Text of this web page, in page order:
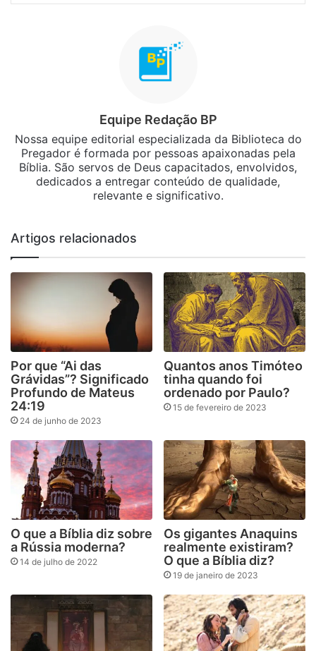
Equipe Redação BP
Nossa equipe editorial especializada da Biblioteca do
Pregador é formada por pessoas apaixonadas pela
Bíblia. São servos de Deus capacitados, envolvidos,
dedicados a entregar conteúdo de qualidade,
relevante e significativo.
Artigos relacionados
Por que “Ai das
Grávidas”? Significado
Profundo de Mateus
24:19
24 de junho de 2023
Quantos anos Timóteo
tinha quando foi
ordenado por Paulo?
15 de fevereiro de 2023
O que a Bíblia diz sobre
a Rússia moderna?
14 de julho de 2022
Os gigantes Anaquins
realmente existiram?
O que a Bíblia diz?
19 de janeiro de 2023